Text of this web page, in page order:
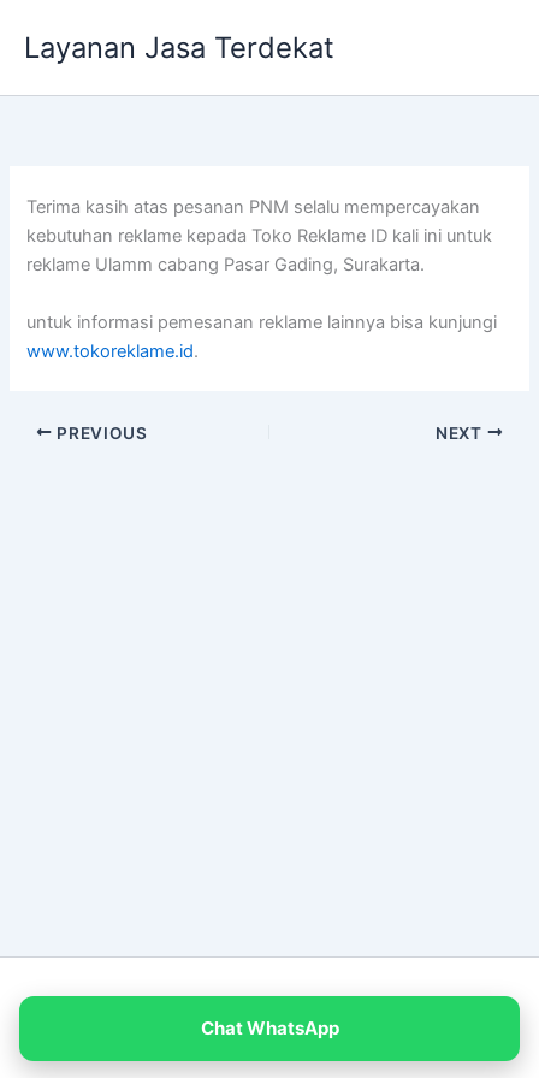
Layanan Jasa Terdekat
Terima kasih atas pesanan PNM selalu mempercayakan
kebutuhan reklame kepada Toko Reklame ID kali ini untuk
reklame Ulamm cabang Pasar Gading, Surakarta.
untuk informasi pemesanan reklame lainnya bisa kunjungi
www.tokoreklame.id.
PREVIOUS NEXT
Chat WhatsApp